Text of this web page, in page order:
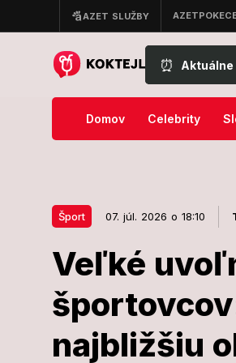
⏰ Aktuálne
súd prekazil Trumpovy veľké plány:
Domov Celebrity
Šport 07. júl. 2026 o 18:10
Veľké
najbližšiu
Šport
Veľké